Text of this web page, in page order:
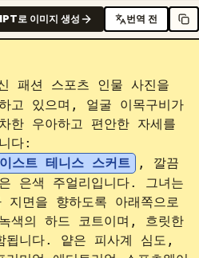
로 이미지 생성 번역 전
패션 스포츠 인물 사진을
고 있으며, 얼굴 이목구비가
한 우아하고 편안한 자세를
다:
스트 테니스 스커트
, 깔끔
은색 주얼리입니다. 그녀는
면을 향하도록 아래쪽으로
색의 하드 코트이며, 흐릿한
됩니다. 얕은 피사계 심도,